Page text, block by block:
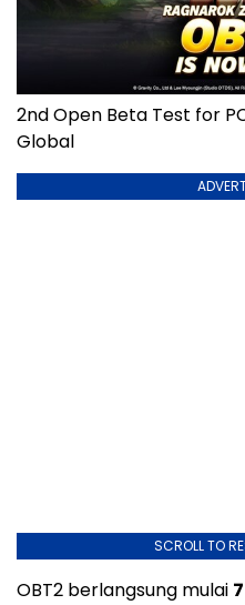
2nd Open Beta Test for
Global
SCROLL TO
OBT2 berlangsung mulai